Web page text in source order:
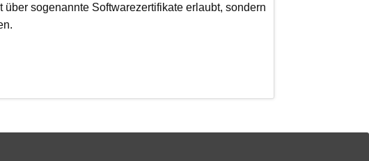
sogenannte Softwarezertifikate erlaubt, sondern